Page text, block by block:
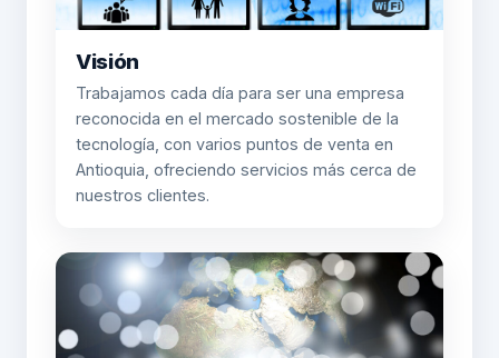
Visión
Trabajamos cada día para ser una empresa
reconocida en el mercado sostenible de la
tecnología, con varios puntos de venta en
Antioquia, ofreciendo servicios más cerca de
nuestros clientes.